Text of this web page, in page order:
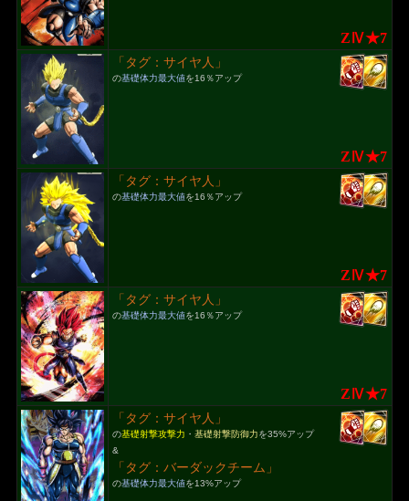
ZⅣ★7
「タグ：サイヤ人」
の基礎体力最大値を16％アップ
ZⅣ★7
「タグ：サイヤ人」
の基礎体力最大値を16％アップ
ZⅣ★7
「タグ：サイヤ人」
の基礎体力最大値を16％アップ
ZⅣ★7
「タグ：サイヤ人」
の基礎射撃攻撃力 ・ 基礎射撃防御力を35%アップ
&
「タグ：バーダックチーム」
の基礎体力最大値を13%アップ